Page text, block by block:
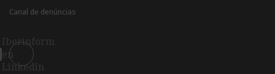
Canal de denúncias
Iberinform
en
Linkedin